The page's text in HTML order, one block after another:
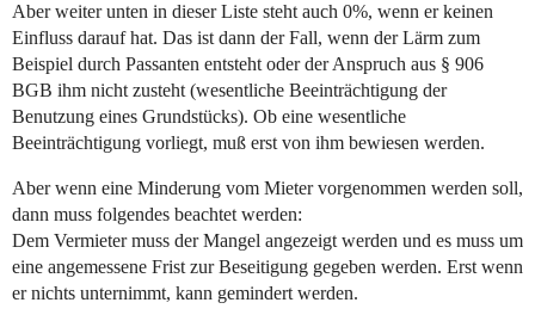
Aber weiter unten in dieser Liste steht auch 0%, wenn er keinen
Einfluss darauf hat. Das ist dann der Fall, wenn der Lärm zum
Beispiel durch Passanten entsteht oder der Anspruch aus § 906
BGB ihm nicht zusteht (wesentliche Beeinträchtigung der
Benutzung eines Grundstücks). Ob eine wesentliche
Beeinträchtigung vorliegt, muß erst von ihm bewiesen werden.
Aber wenn eine Minderung vom Mieter vorgenommen werden soll,
dann muss folgendes beachtet werden:
Dem Vermieter muss der Mangel angezeigt werden und es muss um
eine angemessene Frist zur Beseitigung gegeben werden. Erst wenn
er nichts unternimmt, kann gemindert werden.